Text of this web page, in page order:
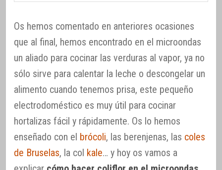
Os hemos comentado en anteriores ocasiones
que al final, hemos encontrado en el microondas
un aliado para cocinar las verduras al vapor, ya no
sólo sirve para calentar la leche o descongelar un
alimento cuando tenemos prisa, este pequeño
electrodoméstico es muy útil para cocinar
hortalizas fácil y rápidamente. Os lo hemos
enseñado con el brócoli, las berenjenas, las coles
de Bruselas, la col kale… y hoy os vamos a